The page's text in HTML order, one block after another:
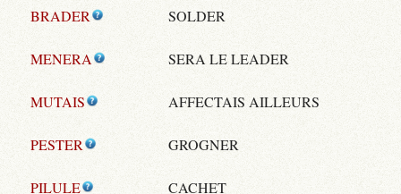
BRADER SOLDER
MENERA SERA LE LEADER
MUTAIS AFFECTAIS AILLEURS
PESTER GROGNER
PILULE CACHET